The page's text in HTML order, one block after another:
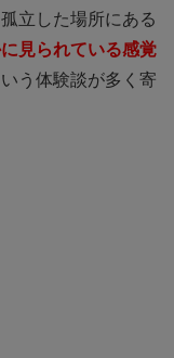
立した場所にある
見られている感覚
う体験談が多く寄